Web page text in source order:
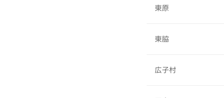
東原
東脇
広子村